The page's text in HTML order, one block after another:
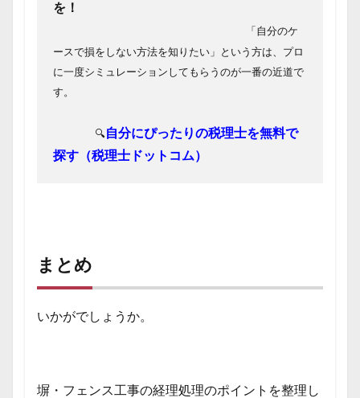
を！
「自分のケ
ースで損をしない方法を知りたい」という方は、 プロ
に一度シミュレーションしてもらうのが一番の近道で
す。
🔍自分にぴったりの税理士を無料で
探す（税理士ドットコム）
まとめ
いかがでしょうか。
塀・フェンス工事の経理処理のポイントを整理し